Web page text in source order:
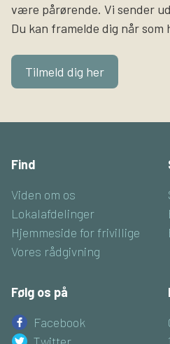
være pårørende. Vi sender
Du kan framelde dig når som
Tilmeld dig her
Find
Viden om os
Lokalafdelinger
Hjemmeside for frivillige
Vores rådgivning
Følg os på
Facebook
Twitter